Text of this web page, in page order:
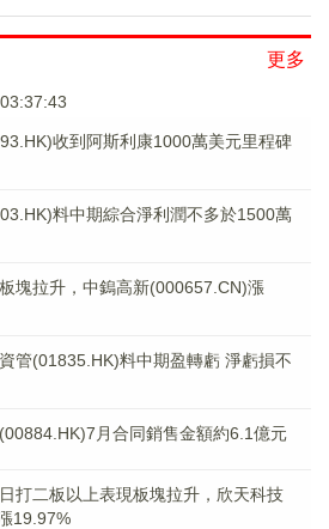
更多
收到阿斯利康1000萬美元里程碑
料中期綜合淨利潤不多於1500萬
板塊拉升，中鎢高新(000657.CN)漲
資管(01835.HK)料中期盈轉虧 淨虧損不
月合同銷售金額約6.1億元
日打二板以上表現板塊拉升，欣天科技
19.97%